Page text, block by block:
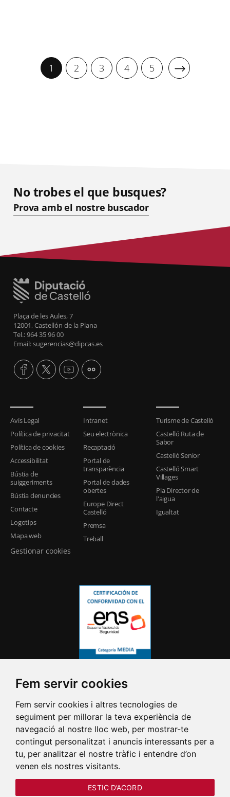
Fem servir cookies
Fem servir cookies i altres tecnologies de
seguiment per millorar la teva experiència de
navegació al nostre lloc web, per mostrar-te
contingut personalitzat i anuncis interessants per a
tu, per analitzar el nostre tràfic i entendre d’on
venen els nostres visitants.
ESTIC D’ACORD
1 2 3 4 5
No trobes el que busques?
Prova amb el nostre buscador
Plaça de les Aules, 7
12001, Castellón de la Plana
Tel.: 964 35 96 00
Email: sugerencias@dipcas.es
Avís Legal
Política de privacitat
Política de cookies
Accessibilitat
Bústia de
suiggeriments
Bústia denuncies
Contacte
Logotips
Mapa web
Gestionar cookies
Intranet
Seu electrònica
Recaptació
Portal de
transparència
Portal de dades
obertes
Europe Direct
Castelló
Premsa
Treball
Turisme de Castelló
Castelló Ruta de
Sabor
Castelló Senior
Castelló Smart
Villages
Pla Director de
l'aigua
Igualtat